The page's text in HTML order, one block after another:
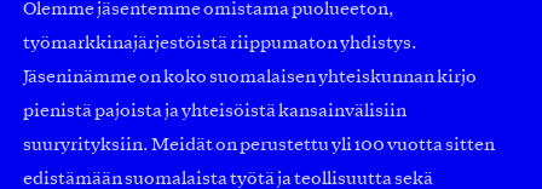
Olemme jäsentemme omistama puolueeton,
työmarkkinajärjestöistä riippumaton yhdistys.
Jäseninämme on koko suomalaisen yhteiskunnan kirjo
pienistä pajoista ja yhteisöistä kansainvälisiin
suuryrityksiin. Meidät on perustettu yli 100 vuotta sitten
edistämään suomalaista työtä ja teollisuutta sekä